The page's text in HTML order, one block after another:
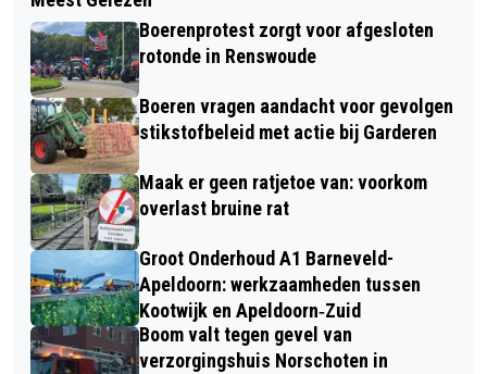
Boerenprotest zorgt voor afgesloten
rotonde in Renswoude
Boeren vragen aandacht voor gevolgen
stikstofbeleid met actie bij Garderen
Maak er geen ratjetoe van: voorkom
overlast bruine rat
Groot Onderhoud A1 Barneveld-
Apeldoorn: werkzaamheden tussen
Kootwijk en Apeldoorn‐Zuid
Boom valt tegen gevel van
verzorgingshuis Norschoten in